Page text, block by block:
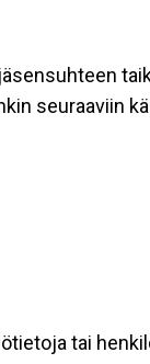
seuraaviin
tai